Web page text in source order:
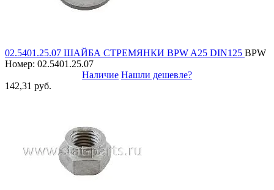
02.5401.25.07 ШАЙБА СТРЕМЯНКИ BPW A25 DIN125 BPW
Номер: 02.5401.25.07
Наличие Нашли дешевле?
142,31 руб.